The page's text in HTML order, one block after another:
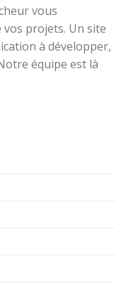
vous
projets. Un site
à développer,
équipe est là